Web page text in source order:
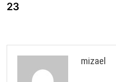
23
mizael